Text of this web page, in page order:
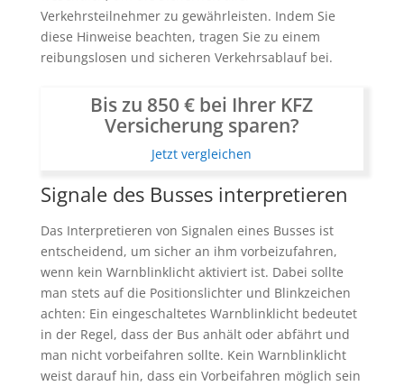
Verkehrsteilnehmer zu gewährleisten. Indem Sie
diese Hinweise beachten, tragen Sie zu einem
reibungslosen und sicheren Verkehrsablauf bei.
Bis zu 850 € bei Ihrer KFZ
Versicherung sparen?
Jetzt vergleichen
Signale des Busses interpretieren
Das Interpretieren von Signalen eines Busses ist
entscheidend, um sicher an ihm vorbeizufahren,
wenn kein Warnblinklicht aktiviert ist. Dabei sollte
man stets auf die Positionslichter und Blinkzeichen
achten: Ein eingeschaltetes Warnblinklicht bedeutet
in der Regel, dass der Bus anhält oder abfährt und
man nicht vorbeifahren sollte. Kein Warnblinklicht
weist darauf hin, dass ein Vorbeifahren möglich sein